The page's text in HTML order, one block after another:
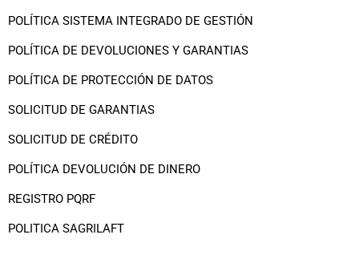
POLÍTICA SISTEMA INTEGRADO DE GESTIÓN
POLÍTICA DE DEVOLUCIONES Y GARANTIAS
POLÍTICA DE PROTECCIÓN DE DATOS
SOLICITUD DE GARANTIAS
SOLICITUD DE CRÉDITO
POLÍTICA DEVOLUCIÓN DE DINERO
REGISTRO PQRF
POLITICA SAGRILAFT